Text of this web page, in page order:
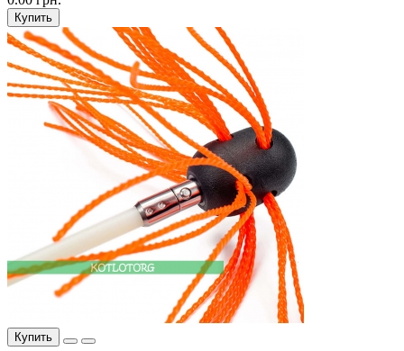
Купить
Купить